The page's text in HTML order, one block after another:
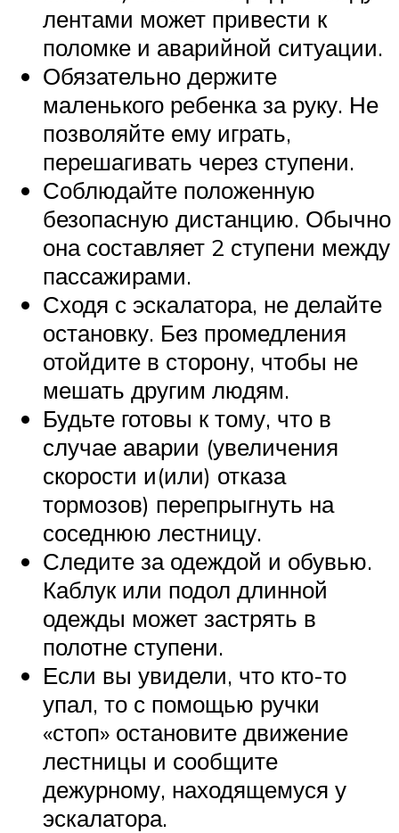
лентами может привести к
поломке и аварийной ситуации.
Обязательно держите
маленького ребенка за руку. Не
позволяйте ему играть,
перешагивать через ступени.
Соблюдайте положенную
безопасную дистанцию. Обычно
она составляет 2 ступени между
пассажирами.
Сходя с эскалатора, не делайте
остановку. Без промедления
отойдите в сторону, чтобы не
мешать другим людям.
Будьте готовы к тому, что в
случае аварии (увеличения
скорости и(или) отказа
тормозов) перепрыгнуть на
соседнюю лестницу.
Следите за одеждой и обувью.
Каблук или подол длинной
одежды может застрять в
полотне ступени.
Если вы увидели, что кто-то
упал, то с помощью ручки
«стоп» остановите движение
лестницы и сообщите
дежурному, находящемуся у
эскалатора.